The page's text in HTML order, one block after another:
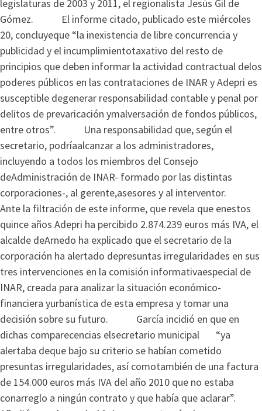
legislaturas de 2003 y 2011, el regionalista Jesús Gil de
Gómez. El informe citado, publicado este miércoles
20, concluyeque “la inexistencia de libre concurrencia y
publicidad y el incumplimientotaxativo del resto de
principios que deben informar la actividad contractual delos
poderes públicos en las contrataciones de INAR y Adepri es
susceptible degenerar responsabilidad contable y penal por
delitos de prevaricación ymalversación de fondos públicos,
entre otros”. Una responsabilidad que, según el
secretario, podríaalcanzar a los administradores,
incluyendo a todos los miembros del Consejo
deAdministración de INAR- formado por las distintas
corporaciones-, al gerente,asesores y al interventor.
Ante la filtración de este informe, que revela que enestos
quince años Adepri ha percibido 2.874.239 euros más IVA, el
alcalde deArnedo ha explicado que el secretario de la
corporación ha alertado depresuntas irregularidades en sus
tres intervenciones en la comisión informativaespecial de
INAR, creada para analizar la situación económico-
financiera yurbanística de esta empresa y tomar una
decisión sobre su futuro. García incidió en que en
dichas comparecencias elsecretario municipal “ya
alertaba deque bajo su criterio se habían cometido
presuntas irregularidades, así comotambién de una factura
de 154.000 euros más IVA del año 2010 que no estaba
conarreglo a ningún contrato y que había que aclarar”.